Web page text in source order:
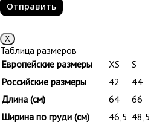
Х
Таблица размеров
Европейские размеры
XS S
Российские размеры
42 44
Длина (см)
64 66
Ширина по груди (см)
46,5 48,5